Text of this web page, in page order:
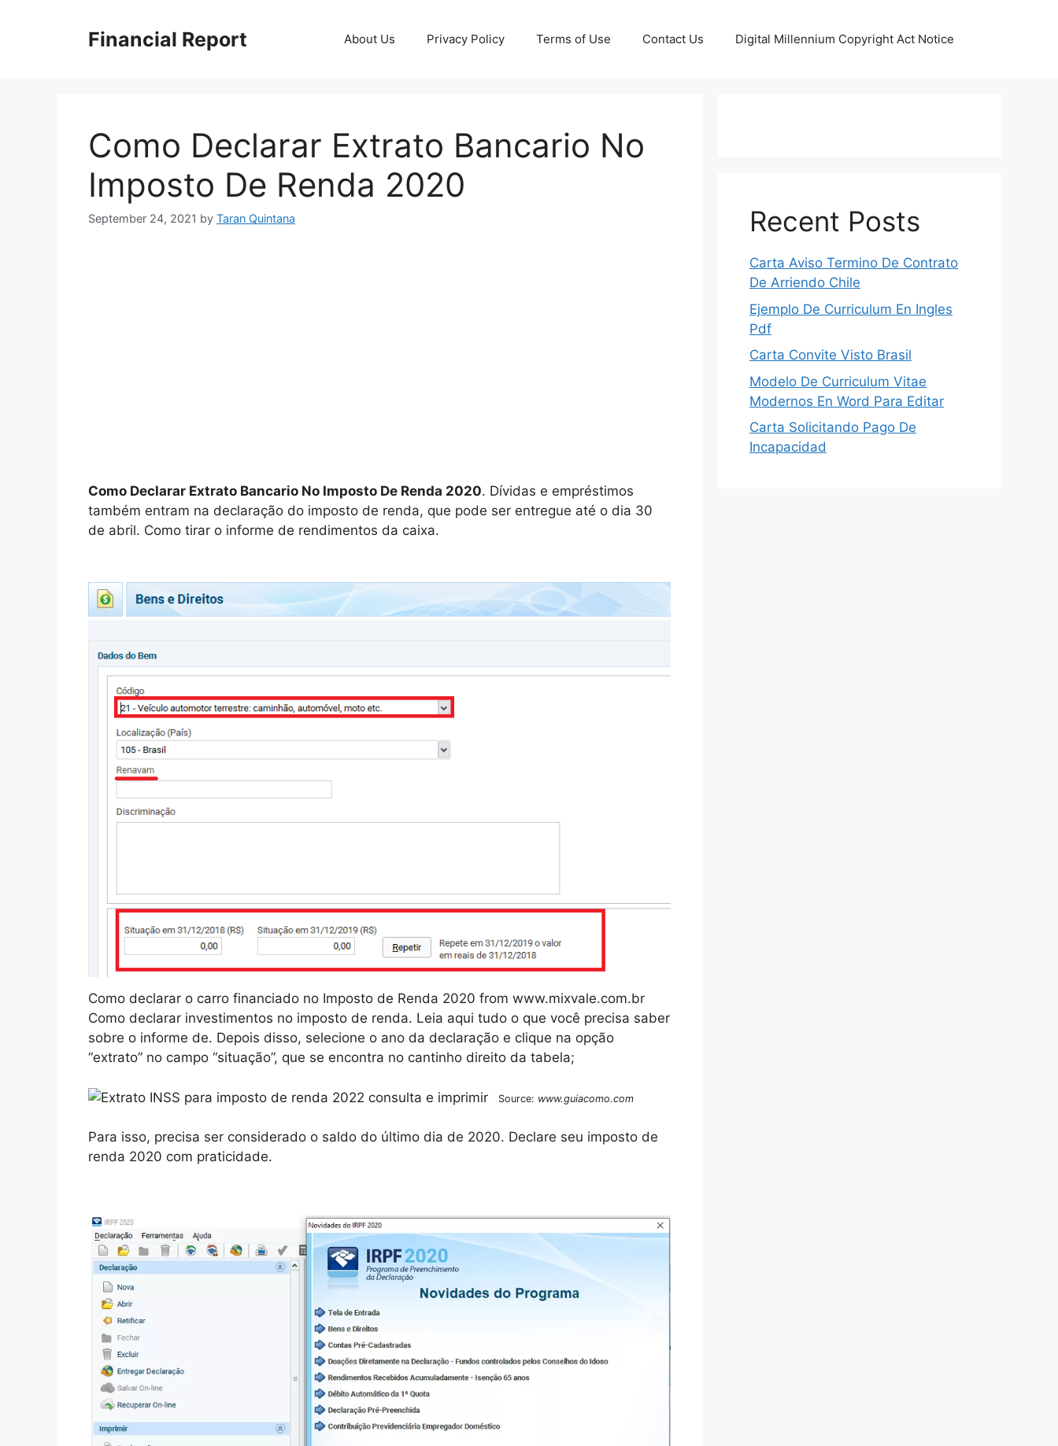
Financial Report About Us Privacy Policy Terms of Use Contact Us Digital Millennium Copyright Act Notice
Como Declarar Extrato Bancario No
Imposto De Renda 2020
September 24, 2021 by Taran Quintana
Como Declarar Extrato Bancario No Imposto De Renda 2020. Dívidas e empréstimos
também entram na declaração do imposto de renda, que pode ser entregue até o dia 30
de abril. Como tirar o informe de rendimentos da caixa.
Como declarar o carro financiado no Imposto de Renda 2020 from www.mixvale.com.br
Como declarar investimentos no imposto de renda. Leia aqui tudo o que você precisa saber
sobre o informe de. Depois disso, selecione o ano da declaração e clique na opção
“extrato” no campo “situação”, que se encontra no cantinho direito da tabela;
Source: www.guiacomo.com
Para isso, precisa ser considerado o saldo do último dia de 2020. Declare seu imposto de
renda 2020 com praticidade.
Recent Posts
Carta Aviso Termino De Contrato
De Arriendo Chile
Ejemplo De Curriculum En Ingles
Pdf
Carta Convite Visto Brasil
Modelo De Curriculum Vitae
Modernos En Word Para Editar
Carta Solicitando Pago De
Incapacidad